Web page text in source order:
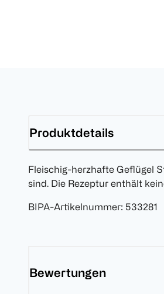
Produktdetails
Fleischig-herzhafte Geflügel
sind. Die Rezeptur enthält
BIPA-Artikelnummer: 533281
Bewertungen